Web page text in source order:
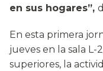
en sus hogares”,
En esta primera
jueves en la sala L-
superiores, la